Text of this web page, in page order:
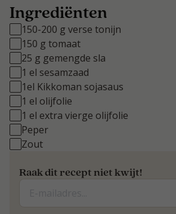
Ingrediënten
150-200 g verse tonijn
150 g tomaat
25 g gemengde sla
1 el sesamzaad
1el Kikkoman sojasaus
1 el olijfolie
1 el extra vierge olijfolie
Peper
Zout
Raak dit recept niet kwijt!